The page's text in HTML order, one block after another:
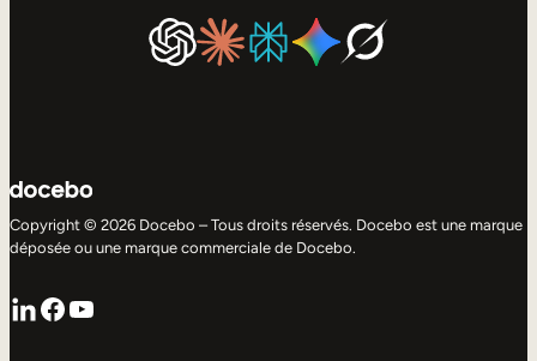
Copyright © 2026 Docebo – Tous droits réservés. Docebo est une marque
déposée ou une marque commerciale de Docebo.
LinkedIn
Facebook
YouTube